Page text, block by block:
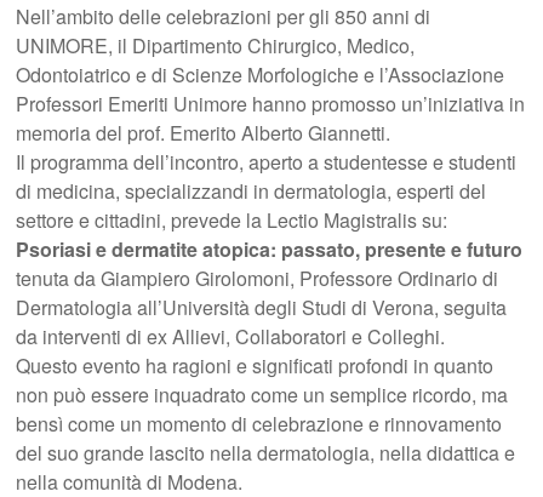
Nell’ambito delle celebrazioni per gli 850 anni di
UNIMORE, il Dipartimento Chirurgico, Medico,
Odontoiatrico e di Scienze Morfologiche e l’Associazione
Professori Emeriti Unimore hanno promosso un’iniziativa in
memoria del prof. Emerito Alberto Giannetti.
Il programma dell’incontro, aperto a studentesse e studenti
di medicina, specializzandi in dermatologia, esperti del
settore e cittadini, prevede la Lectio Magistralis su:
Psoriasi e dermatite atopica: passato, presente e futuro
tenuta da Giampiero Girolomoni, Professore Ordinario di
Dermatologia all’Università degli Studi di Verona, seguita
da interventi di ex Allievi, Collaboratori e Colleghi.
Questo evento ha ragioni e significati profondi in quanto
non può essere inquadrato come un semplice ricordo, ma
bensì come un momento di celebrazione e rinnovamento
del suo grande lascito nella dermatologia, nella didattica e
nella comunità di Modena.